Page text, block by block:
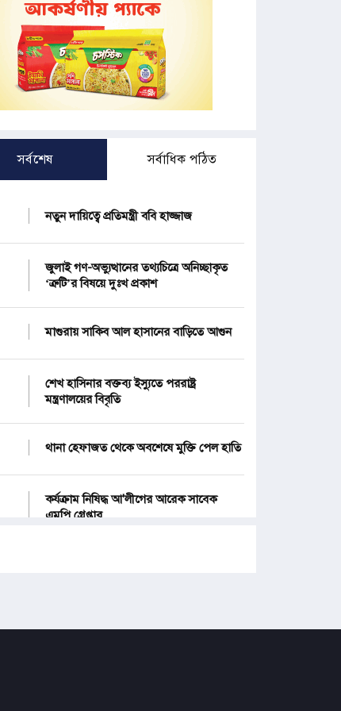
সর্বশেষ সর্বাধিক পঠিত
নতুন দায়িত্বে প্রতিমন্ত্রী ববি হাজ্জাজ
জুলাই গণ-অভ্যুত্থানের তথ্যচিত্রে অনিচ্ছাকৃত
‘ত্রুটি’র বিষয়ে দুঃখ প্রকাশ
মাগুরায় সাকিব আল হাসানের বাড়িতে আগুন
শেখ হাসিনার বক্তব্য ইস্যুতে পররাষ্ট্র
মন্ত্রণালয়ের বিবৃতি
থানা হেফাজত থেকে অবশেষে মুক্তি পেল হাতি
কর্যক্রাম নিষিদ্ধ আ'লীগের আরেক সাবেক
এমপি গ্রেপ্তার
আন্দোলন সফল : প্রধানমন্ত্রী